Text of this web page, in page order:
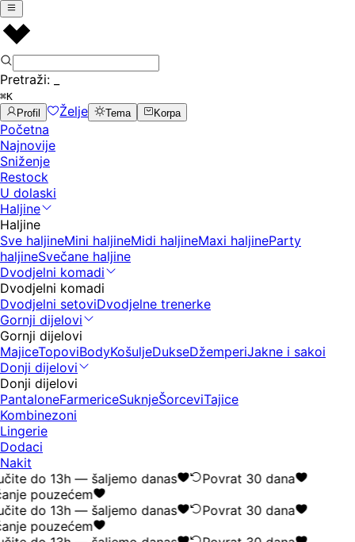
Pretraži:
⌘K
Profil
Želje Tema Korpa
Početna
Najnovije
Sniženje
Restock
U dolaski
Haljine
Haljine
Sve haljineMini haljineMidi haljineMaxi haljineParty
haljineSvečane haljine
Dvodjelni komadi
Dvodjelni komadi
Dvodjelni setoviDvodjelne trenerke
Gornji dijelovi
Gornji dijelovi
MajiceTopoviBodyKošuljeDukseDžemperiJakne i sakoi
Donji dijelovi
Donji dijelovi
PantaloneFarmericeSuknjeŠorceviTajice
Kombinezoni
Lingerie
Dodaci
Nakit
do 13h — šaljemo danas
Povrat 30 dana
pouzećem
do 13h — šaljemo danas
Povrat 30 dana
pouzećem